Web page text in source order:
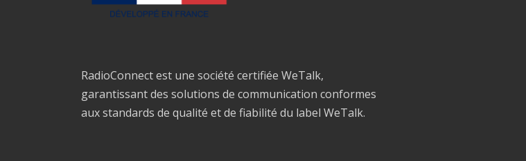
RadioConnect est une société certifiée WeTalk,
garantissant des solutions de communication conformes
aux standards de qualité et de fiabilité du label WeTalk.